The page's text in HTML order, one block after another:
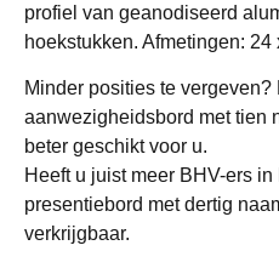
profiel van geanodiseerd
hoekstukken. Afmetingen: 24
Minder posities te
aanwezigheidsbord met tien
beter geschikt voor u.
Heeft u juist meer BHV-ers
presentiebord met dertig
verkrijgbaar.